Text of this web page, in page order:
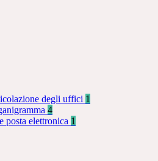
degli uffici 1
4
posta elettronica 1